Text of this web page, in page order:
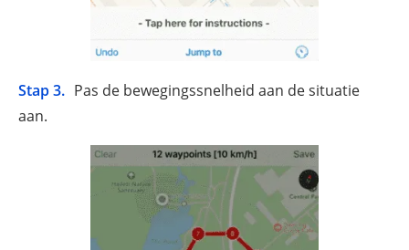
Stap 3. Pas de bewegingssnelheid aan de situatie
aan.